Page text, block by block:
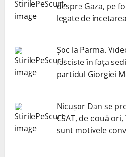
despre Gaza, pe
legate de
Șoc la Parma.
fasciste în fața
partidul Giorgiei
Nicuşor Dan se
CSAT, de două
sunt motivele